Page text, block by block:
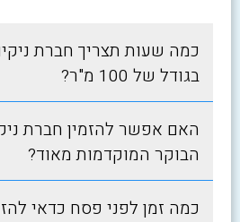
כמה שעות תצריך חברת
בגודל של 100 מ"ר?
האם אפשר להזמין חברת
הבוקר המוקדמות מאוד?
כמה זמן לפני פסח כדאי